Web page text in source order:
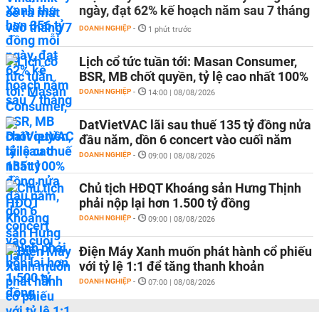
ngày, đạt 62% kế hoạch năm sau 7 tháng
DOANH NGHIỆP - 1 phút trước
Lịch cổ tức tuần tới: Masan Consumer,
BSR, MB chốt quyền, tỷ lệ cao nhất 100%
DOANH NGHIỆP - 14:00 | 08/08/2026
DatVietVAC lãi sau thuế 135 tỷ đồng nửa
đầu năm, dồn 6 concert vào cuối năm
DOANH NGHIỆP - 09:00 | 08/08/2026
Chủ tịch HĐQT Khoáng sản Hưng Thịnh
phải nộp lại hơn 1.500 tỷ đồng
DOANH NGHIỆP - 09:00 | 08/08/2026
Điện Máy Xanh muốn phát hành cổ phiếu
với tỷ lệ 1:1 để tăng thanh khoản
DOANH NGHIỆP - 07:00 | 08/08/2026